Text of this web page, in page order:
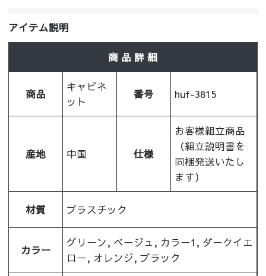
アイテム説明
商 品 詳 細
商品
キャビネ
ット
番号 huf-3815
産地 中国 仕様
お客様組立商品
（組立説明書を
同梱発送いたし
ます）
材質 プラスチック
カラー
グリーン, ベージュ, カラー1, ダークイエ
ロー, オレンジ, ブラック